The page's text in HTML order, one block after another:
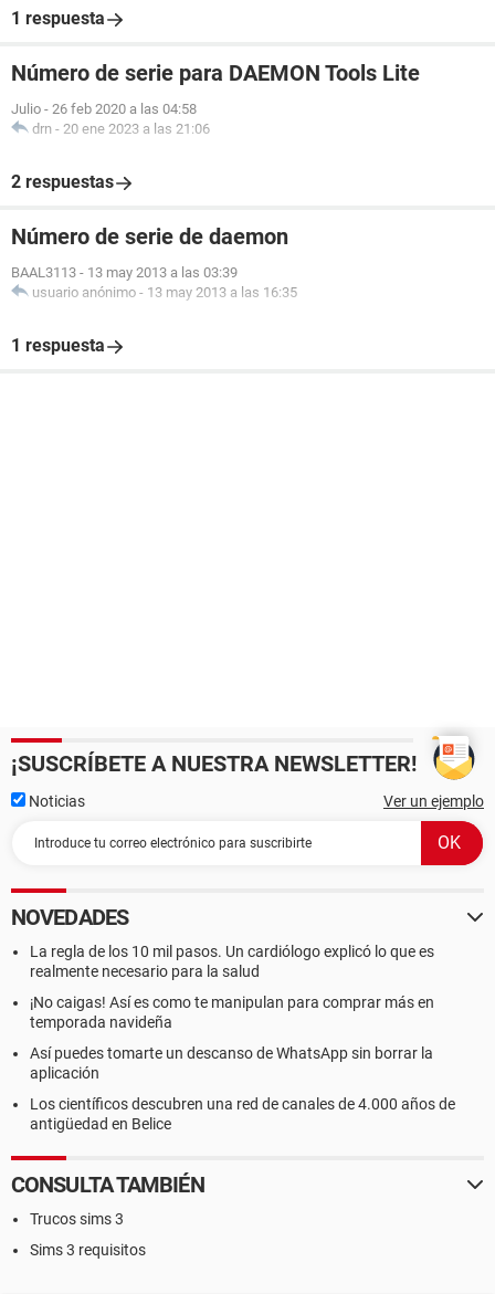
1 respuesta
Número de serie para DAEMON Tools Lite
Julio - 26 feb 2020 a las 04:58
drn - 20 ene 2023 a las 21:06
2 respuestas
Número de serie de daemon
BAAL3113 - 13 may 2013 a las 03:39
usuario anónimo - 13 may 2013 a las 16:35
1 respuesta
¡SUSCRÍBETE A NUESTRA NEWSLETTER!
Noticias Ver un ejemplo
NOVEDADES
La regla de los 10 mil pasos. Un cardiólogo explicó lo que es
realmente necesario para la salud
¡No caigas! Así es como te manipulan para comprar más en
temporada navideña
Así puedes tomarte un descanso de WhatsApp sin borrar la
aplicación
Los científicos descubren una red de canales de 4.000 años de
antigüedad en Belice
CONSULTA TAMBIÉN
Trucos sims 3
Sims 3 requisitos